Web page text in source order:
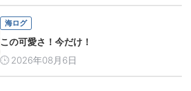
海ログ
この可愛さ！今だけ！
2026年08月6日